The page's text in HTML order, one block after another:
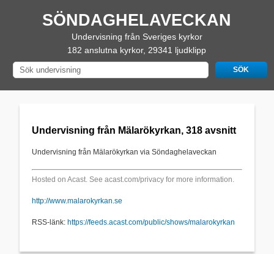
SÖNDAGHELAVECKAN
Undervisning från Sveriges kyrkor
182 anslutna kyrkor, 29341 ljudklipp
Undervisning från Mälarökyrkan, 318 avsnitt
Undervisning från Mälarökyrkan via Söndaghelaveckan
Hosted on Acast. Seeacast.com/privacy for more information.
http://www.malarokyrkan.se
RSS-länk: https://feeds.acast.com/public/shows/malarokyrkan